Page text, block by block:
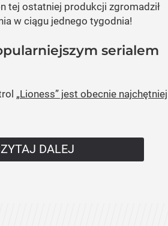
tej ostatniej produkcji zgromadził
w ciągu jednego tygodnia!
serialem
„Lioness” jest obecnie najchętniej
DALEJ